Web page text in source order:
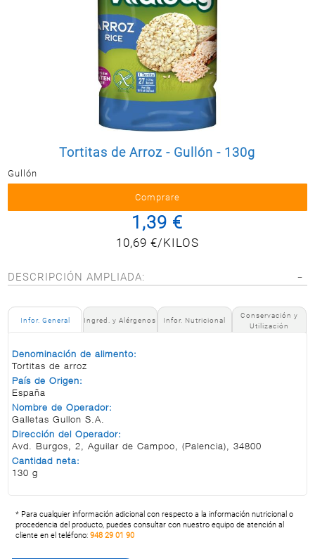
Postale
ELECTRO
Y BAZAR
ELECTRO
Tortitas de Arroz - Gullón - 130g
Gullón
1,39 €
10,69 €/KILOS
DESCRIPCIÓN AMPLIADA:
Infor. General Ingred. y Alérgenos Infor. Nutricional
Conservación y
Utilización
Denominación de alimento:
Tortitas de arroz
País de Origen:
España
Nombre de Operador:
Galletas Gullon S.A.
Dirección del Operador:
Avd. Burgos, 2, Aguilar de Campoo, (Palencia), 34800
Cantidad neta:
130 g
* Para cualquier información adicional con respecto a la información nutricional o
procedencia del producto, puedes consultar con nuestro equipo de atención al
cliente en el teléfono:948 29 01 90